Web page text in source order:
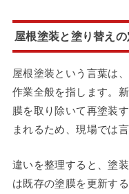
屋根塗装と塗り替え
屋根塗装という言葉は
作業全般を指します。
膜を取り除いて再塗装
まれるため、現場では
違いを整理すると、塗
は既存の塗膜を更新す